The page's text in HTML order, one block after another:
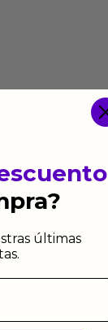
últimas